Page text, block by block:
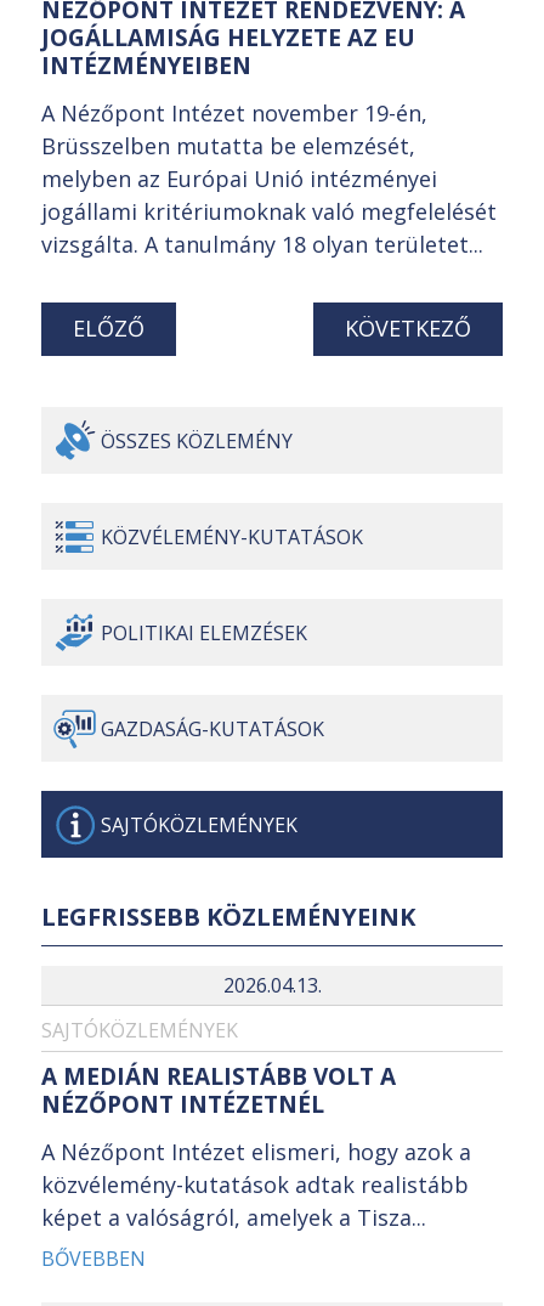
NÉZŐPONT INTÉZET RENDEZVÉNY: A
JOGÁLLAMISÁG HELYZETE AZ EU
INTÉZMÉNYEIBEN
A Nézőpont Intézet november 19-én,
Brüsszelben mutatta be elemzését,
melyben az Európai Unió intézményei
jogállami kritériumoknak való megfelelését
vizsgálta. A tanulmány 18 olyan területet...
ELŐZŐ KÖVETKEZŐ
ÖSSZES KÖZLEMÉNY
KÖZVÉLEMÉNY-KUTATÁSOK
POLITIKAI ELEMZÉSEK
GAZDASÁG-KUTATÁSOK
SAJTÓKÖZLEMÉNYEK
LEGFRISSEBB KÖZLEMÉNYEINK
2026.04.13.
SAJTÓKÖZLEMÉNYEK
A MEDIÁN REALISTÁBB VOLT A
NÉZŐPONT INTÉZETNÉL
A Nézőpont Intézet elismeri, hogy azok a
közvélemény-kutatások adtak realistább
képet a valóságról, amelyek a Tisza...
BŐVEBBEN